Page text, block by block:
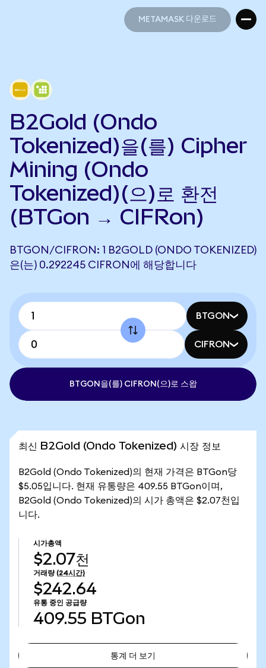
METAMASK 다운로드
B2Gold (Ondo
Tokenized)을(를) Cipher
Mining (Ondo
Tokenized)(으)로 환전
(BTGon → CIFRon)
BTGON/CIFRON: 1 B2GOLD (ONDO TOKENIZED)
은(는) 0.292245 CIFRON에 해당합니다
BTGON
CIFRON
BTGON을(를) CIFRON(으)로 스왑
최신 B2Gold (Ondo Tokenized) 시장 정보
B2Gold (Ondo Tokenized)의 현재 가격은 BTGon당
$5.05입니다. 현재 유통량은 409.55 BTGon이며,
B2Gold (Ondo Tokenized)의 시가 총액은 $2.07천입
니다.
시가총액
$2.07천
거래량 (24시간)
$242.64
유통 중인 공급량
409.55 BTGon
통계 더 보기